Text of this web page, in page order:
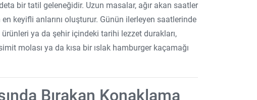
bir tatil geleneğidir. Uzun masalar, ağır akan saatler
keyifli anlarını oluşturur. Günün ilerleyen saatlerinde
ya da şehir içindeki tarihi lezzet durakları,
molası ya da kısa bir ıslak hamburger kaçamağı
Bırakan Konaklama